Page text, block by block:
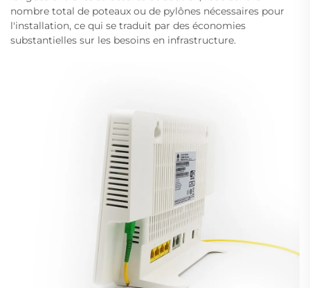
nombre total de poteaux ou de pylônes nécessaires pour
l'installation, ce qui se traduit par des économies
substantielles sur les besoins en infrastructure.